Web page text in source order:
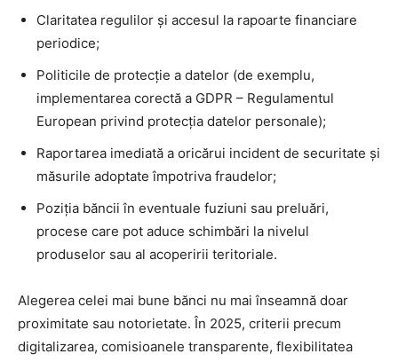
Claritatea regulilor și accesul la rapoarte financiare
periodice;
Politicile de protecție a datelor (de exemplu,
implementarea corectă a GDPR – Regulamentul
European privind protecția datelor personale);
Raportarea imediată a oricărui incident de securitate și
măsurile adoptate împotriva fraudelor;
Poziția băncii în eventuale fuziuni sau preluări,
procese care pot aduce schimbări la nivelul
produselor sau al acoperirii teritoriale.
Alegerea celei mai bune bănci nu mai înseamnă doar
proximitate sau notorietate. În 2025, criterii precum
digitalizarea, comisioanele transparente, flexibilitatea